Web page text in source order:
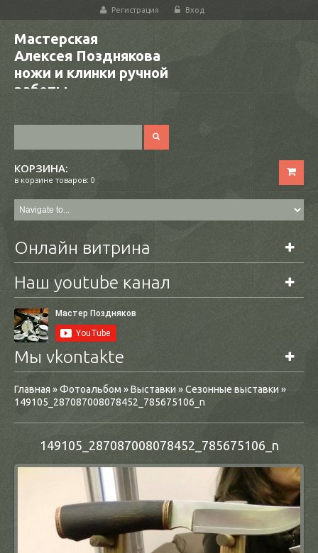
Регистрация Вход
Мастерская
Алексея Позднякова
ножи и клинки ручной
работы
КОРЗИНА:
в корзине товаров: 0
Онлайн витрина
Наш youtube канал
Мы vkontakte
Главная»Фотоальбом »Выставки»Сезонные выставки »
149105_287087008078452_785675106_n
149105_287087008078452_785675106_n